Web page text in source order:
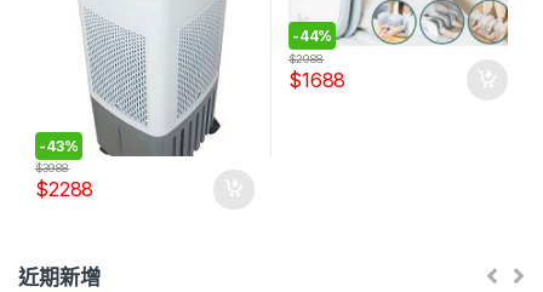
-43%
$2288
$3988
-44%
$1688
$2988
近期新增